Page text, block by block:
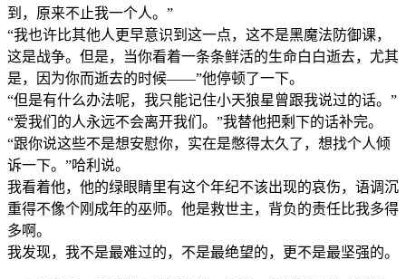
到，原来不止我一个人。”
“我也许比其他人更早意识到这一点，这不是黑魔法防御课，
这是战争。但是，当你看着一条条鲜活的生命白白逝去，尤其
是，因为你而逝去的时候——”他停顿了一下。
“但是有什么办法呢，我只能记住小天狼星曾跟我说过的话。”
“爱我们的人永远不会离开我们。”我替他把剩下的话补完。
“跟你说这些不是想安慰你，实在是憋得太久了，想找个人倾
诉一下。”哈利说。
我看着他，他的绿眼睛里有这个年纪不该出现的哀伤，语调沉
重得不像个刚成年的巫师。他是救世主，背负的责任比我多得
多啊。
我发现，我不是最难过的，不是最绝望的，更不是最坚强的。